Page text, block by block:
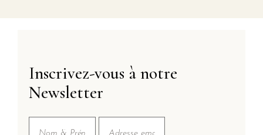
Inscrivez-vous à notre
Newsletter